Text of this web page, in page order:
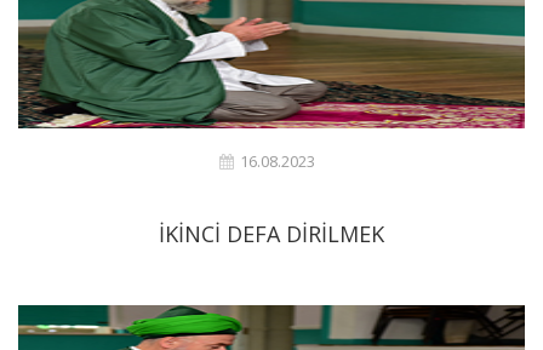
16.08.2023
İKİNCİ DEFA DİRİLMEK